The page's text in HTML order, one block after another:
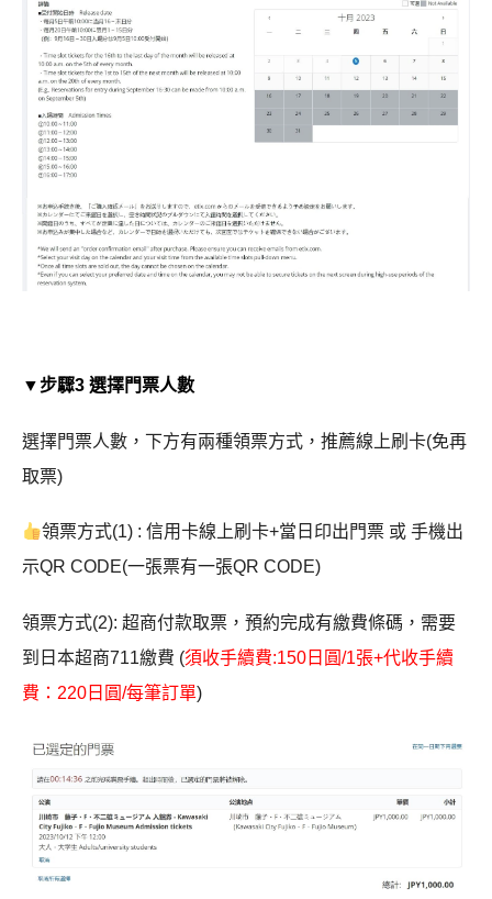
▼步驟3 選擇門票人數
選擇門票人數，下方有兩種領票方式，推薦線上刷卡(免再
取票)
領票方式(1) : 信用卡線上刷卡+當日印出門票 或 手機出
示QR CODE(一張票有一張QR CODE)
領票方式(2): 超商付款取票，預約完成有繳費條碼，需要
到日本超商711繳費 (須收手續費:150日圓/1張+代收手續
費：220日圓/每筆訂單)